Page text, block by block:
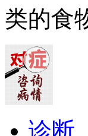
类的食
诊断